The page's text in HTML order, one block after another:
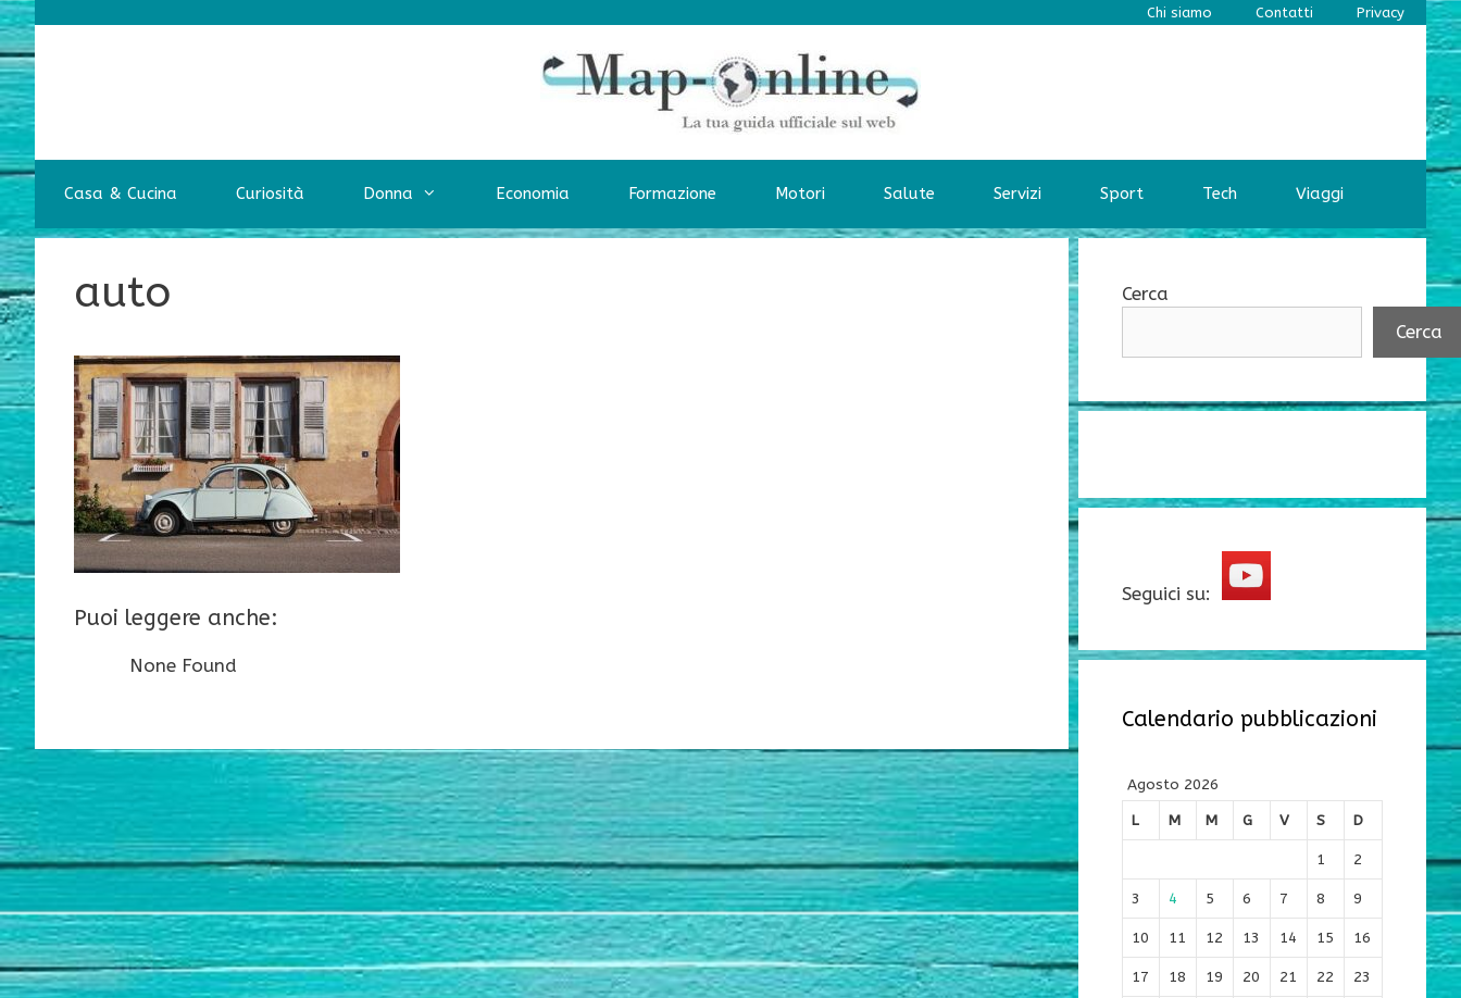
Vai
al
contenuto
Chi siamo Contatti Privacy
Casa & Cucina Curiosità Donna Economia Formazione Motori Salute Servizi Sport Tech Viaggi
auto
Puoi leggere anche:
None Found
Cerca
Cerca
Seguici su:
Calendario pubblicazioni
Agosto 2026
L
M M G V S D
1 2
3 4 5 6 7 8 9
10 11 12 13 14 15 16
17 18 19 20 21 22 23